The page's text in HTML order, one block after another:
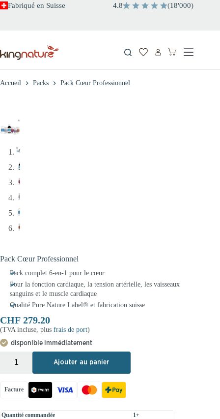
Passer
Fabriqué en Suisse 4.8 (18'000)
Panier
Accueil Packs Pack Cœur Professionnel
Pack Cœur Professionnel
Pack complet 6-en-1 pour le cœur
Pour la fonction cardiaque, la tension artérielle, les vaisseaux
sanguins et le muscle cardiaque
Qualité Pure Nature Label® et fabrication suisse
CHF 279.20
(TVA incluse, plus frais de port)
disponible immédiatement
Ajouter au panier
Facture
Quantité commandée
1+